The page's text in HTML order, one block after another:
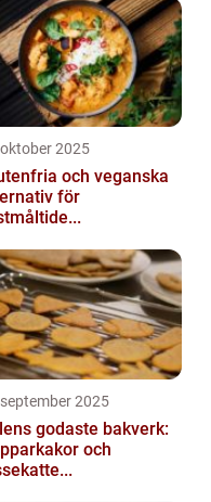
2025
och veganska
för
2025
godaste bakverk:
och